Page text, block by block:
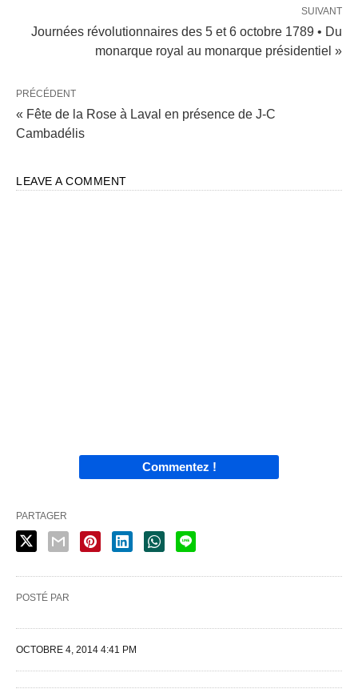
SUIVANT
Journées révolutionnaires des 5 et 6 octobre 1789 • Du
monarque royal au monarque présidentiel »
PRÉCÉDENT
« Fête de la Rose à Laval en présence de J-C
Cambadélis
LEAVE A COMMENT
Commentez !
PARTAGER
POSTÉ PAR
OCTOBRE 4, 2014 4:41 PM